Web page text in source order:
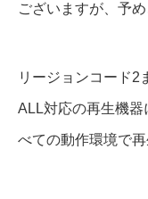
＆
l
u
-
ございますが、予め
リージョンコード2
ALL対応の再生機
べての動作環境で